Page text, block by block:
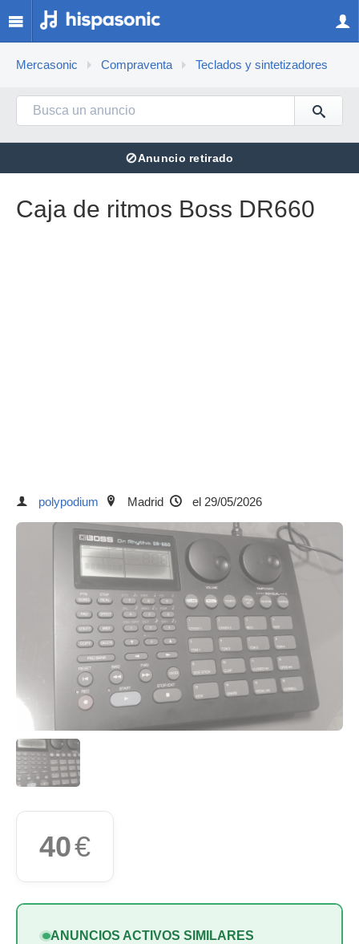
Mercasonic Compraventa Teclados y sintetizadores
⊘Anuncio retirado
Caja de ritmos Boss DR660
polypodium Madrid el 29/05/2026
40€
ANUNCIOS ACTIVOS SIMILARES